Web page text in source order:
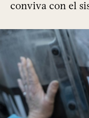
conviva con el